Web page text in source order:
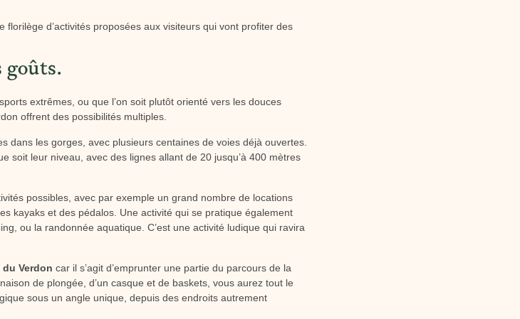
d’activités proposées aux visiteurs qui vont profiter des
goûts.
extrêmes, ou que l’on soit plutôt orienté vers les douces
offrent des possibilités multiples.
dans les gorges, avec plusieurs centaines de voies déjà ouvertes.
soit leur niveau, avec des lignes allant de 20 jusqu’à 400 mètres
possibles, avec par exemple un grand nombre de locations
kayaks et des pédalos. Une activité qui se pratique également
ou la randonnée aquatique. C’est une activité ludique qui ravira
Verdon car il s’agit d’emprunter une partie du parcours de la
de plongée, d’un casque et de baskets, vous aurez tout le
sous un angle unique, depuis des endroits autrement